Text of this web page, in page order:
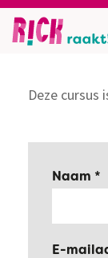
Deze cursus
Naam
E-